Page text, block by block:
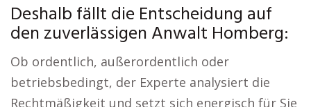
Deshalb fällt die Entscheidung auf
den zuverlässigen Anwalt Homberg:
Ob ordentlich, außerordentlich oder
betriebsbedingt, der Experte analysiert die
Rechtmäßigkeit und setzt sich energisch für Sie